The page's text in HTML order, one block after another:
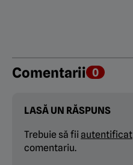
Comentarii 0
LASĂ UN RĂSPUNS
Trebuie să fii autentificat
comentariu.